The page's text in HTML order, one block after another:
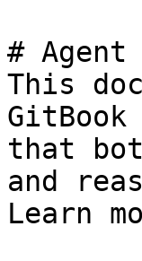
#
This
that
and
Learn